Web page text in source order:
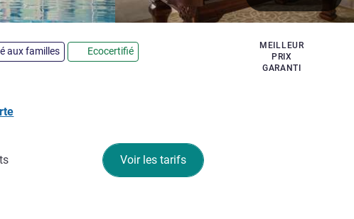
aux familles Ecocertifié
MEILLEUR
PRIX
GARANTI
Voir les tarifs